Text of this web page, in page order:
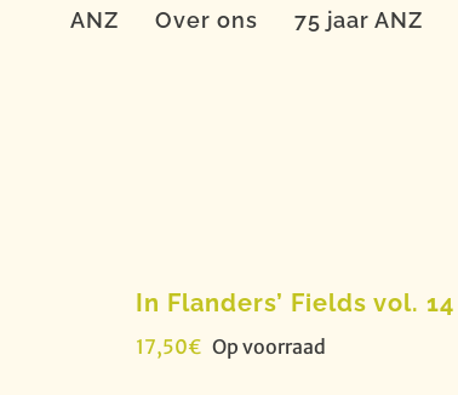
ANZ Over ons 75 jaar ANZ
In Flanders’ Fields vol.
17,50€ Op voorraad